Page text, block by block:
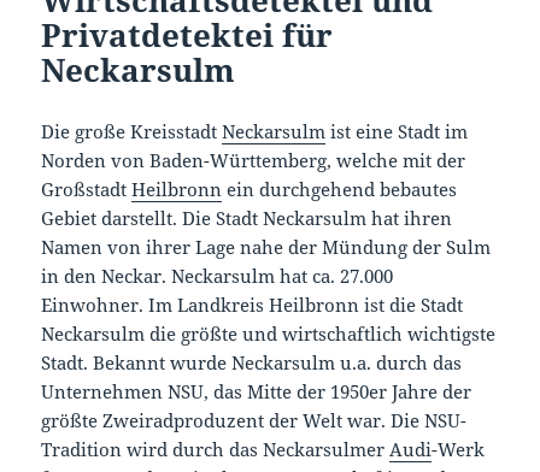
Privatdetektei für
Neckarsulm
Die große KreisstadtNeckarsulm ist eine Stadt im
Norden von Baden-Württemberg, welche mit der
GroßstadtHeilbronn ein durchgehend bebautes
Gebiet darstellt. Die Stadt Neckarsulm hat ihren
Namen von ihrer Lage nahe der Mündung der Sulm
in den Neckar. Neckarsulm hat ca. 27.000
Einwohner. Im Landkreis Heilbronn ist die Stadt
Neckarsulm die größte und wirtschaftlich wichtigste
Stadt. Bekannt wurde Neckarsulm u.a. durch das
Unternehmen NSU, das Mitte der 1950er Jahre der
größte Zweiradproduzent der Welt war. Die NSU-
Tradition wird durch das NeckarsulmerAudi-Werk